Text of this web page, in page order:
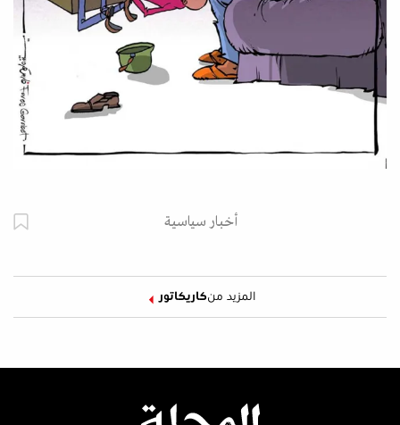
أخبار سياسية
المزيد منكاريكاتور